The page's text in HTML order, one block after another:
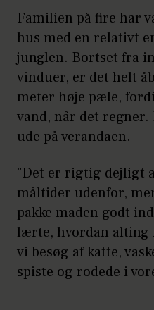
Familien på fire har
hus med en relativt
junglen. Bortset fra
vinduer, er det helt
meter høje pæle,
vand, når det
ude på verandaen.
”Det er rigtig dejligt
måltider udenfor,
pakke maden godt
lærte, hvordan alting
vi besøg af katte,
spiste og rodede i